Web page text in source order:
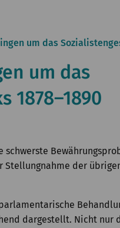
um das
um das
1878–1890
der
dargestellt. Nicht nur